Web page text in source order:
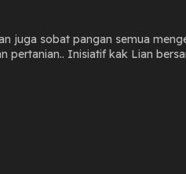
juga sobat pangan semua
dengan kawan
yang baik. Adanya krisis
memberikan motivasi dan
dengan produk horti.
untuk terus mendorong